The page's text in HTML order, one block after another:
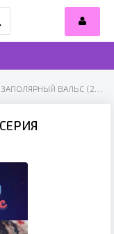
ЗАПОЛЯРНЫЙ ВАЛЬС (2022)